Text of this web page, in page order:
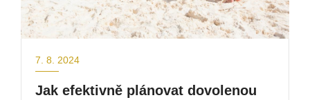
7. 8. 2024
Jak efektivně plánovat dovolenou